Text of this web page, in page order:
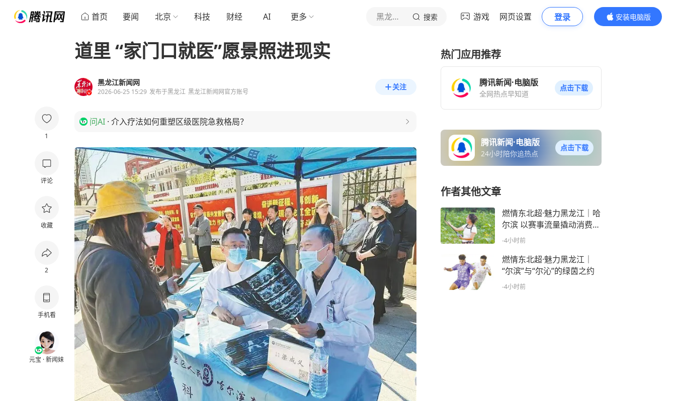
首页 要闻 北京 科技 财经 AI 更多 黑龙江新闻网 搜索 游戏 网页设置 登录
安装电脑版
内容更精彩
1
评论
收藏
2
手机看
元宝 · 新闻妹
道里 “家门口就医”愿景照进现实
黑龙江新闻网
2026-06-25 15:29 发布于黑龙江 黑龙江新闻网官方账号
关注
问AI · 介入疗法如何重塑区级医院急救格局？
热门应用推荐
腾讯新闻·电脑版
全网热点早知道
点击下载
腾讯新闻·电脑版
24小时陪你追热点
点击下载
作者其他文章
燃情东北超·魅力黑龙江｜哈
尔滨 以赛事流量撬动消费增
量
-4小时前
燃情东北超·魅力黑龙江｜
“尔滨”与“尔沁”的绿茵之约
-4小时前